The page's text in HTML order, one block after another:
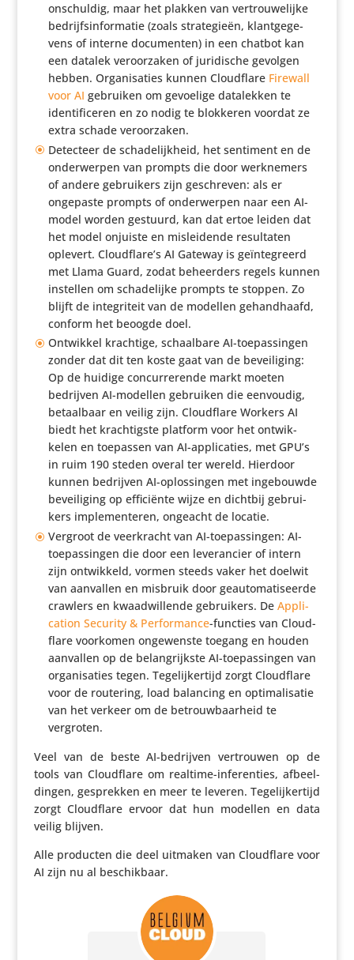
onschuldig, maar het plakken van vertrou­we­lijke
bedrijfs­in­for­matie (zoals stra­te­gieën, klant­ge­ge­
vens of interne docu­menten) in een chatbot kan
een datalek veroor­zaken of juri­di­sche gevolgen
hebben. Orga­ni­sa­ties kunnen Cloud­flare Firewall
voor AI gebruiken om gevoelige data­lekken te
iden­ti­fi­ceren en zo nodig te blokkeren voordat ze
extra schade veroorzaken.
Detecteer de scha­de­lijk­heid, het sentiment en de
onder­werpen van prompts die door werk­ne­mers
of andere gebrui­kers zijn geschreven: als er
ongepaste prompts of onder­werpen naar een AI-
model worden gestuurd, kan dat ertoe leiden dat
het model onjuiste en mislei­dende resul­taten
oplevert. Cloudflare’s AI Gateway is geïn­te­greerd
met Llama Guard, zodat beheer­ders regels kunnen
instellen om scha­de­lijke prompts te stoppen. Zo
blijft de inte­gri­teit van de modellen gehand­haafd,
conform het beoogde doel.
Ontwikkel krachtige, schaal­bare AI-toepas­singen
zonder dat dit ten koste gaat van de bevei­li­ging:
Op de huidige concur­re­rende markt moeten
bedrijven AI-modellen gebruiken die eenvoudig,
betaal­baar en veilig zijn. Cloud­flare Workers AI
biedt het krach­tigste platform voor het ontwik­
kelen en toepassen van AI-appli­ca­ties, met GPU’s
in ruim 190 steden overal ter wereld. Hierdoor
kunnen bedrijven AI-oplos­singen met inge­bouwde
bevei­li­ging op effi­ci­ënte wijze en dichtbij gebrui­
kers imple­men­teren, ongeacht de locatie.
Vergroot de veer­kracht van AI-toepas­singen: AI-
toepas­singen die door een leve­ran­cier of intern
zijn ontwik­keld, vormen steeds vaker het doelwit
van aanvallen en misbruik door geau­to­ma­ti­seerde
crawlers en kwaad­wil­lende gebrui­kers. De Appli­
ca­tion Security & Perfor­mance-functies van Cloud­
flare voorkomen onge­wenste toegang en houden
aanvallen op de belang­rijkste AI-toepas­singen van
orga­ni­sa­ties tegen. Tege­lij­ker­tijd zorgt Cloud­flare
voor de routering, load balancing en opti­ma­li­satie
van het verkeer om de betrouw­baar­heid te
vergroten.
Veel van de beste AI-bedrijven vertrouwen op de
tools van Cloud­flare om realtime-infe­ren­ties, afbeel­
dingen, gesprekken en meer te leveren. Tege­lij­ker­tijd
zorgt Cloud­flare ervoor dat hun modellen en data
veilig blijven.
Alle producten die deel uitmaken van Cloud­flare voor
AI zijn nu al beschikbaar.